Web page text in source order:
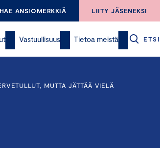
HAE ANSIOMERKKIÄ LIITY JÄSENEKSI
Vastuullisuus Tietoa meistä ETSI
MUTTA JÄTTÄÄ VIELÄ